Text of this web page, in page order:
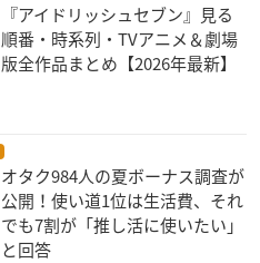
『アイドリッシュセブン』見る
順番・時系列・TVアニメ＆劇場
版全作品まとめ【2026年最新】
オタク984人の夏ボーナス調査が
公開！使い道1位は生活費、それ
でも7割が「推し活に使いたい」
と回答